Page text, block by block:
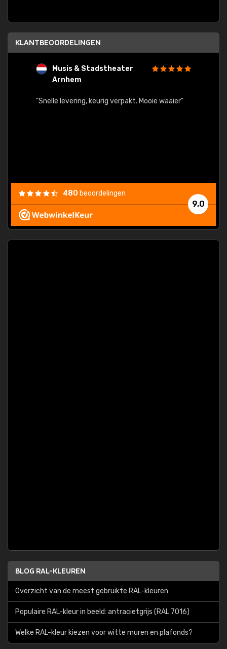
KLANTBEOORDELINGEN
Musis & Stadstheater
Arnhem
"Snelle levering, keurig verpakt. Mooie waaier"
9,0
480 beoordelingen
BLOG RAL-KLEUREN
Overzicht van de meest gebruikte RAL-kleuren
Populaire RAL-kleur in beeld: antracietgrijs (RAL 7016)
Welke RAL-kleur kiezen voor witte muren en plafonds?